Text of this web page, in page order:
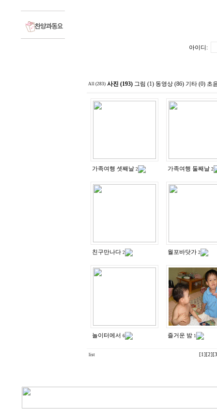
아이디:
All (283) 사진 (193) 그림 (1) 동영상 (86) 기타 (0) 초
가족여행 셋째날 2 가족여행 둘째날 2
친구만나다 2 월포바닷가 2
놀이터에서 6 즐거운 밤 1
list [1] [2]